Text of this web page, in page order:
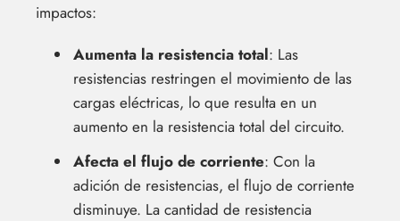
impactos:
Aumenta la resistencia total: Las
resistencias restringen el movimiento de las
cargas eléctricas, lo que resulta en un
aumento en la resistencia total del circuito.
Afecta el flujo de corriente: Con la
adición de resistencias, el flujo de corriente
disminuye. La cantidad de resistencia